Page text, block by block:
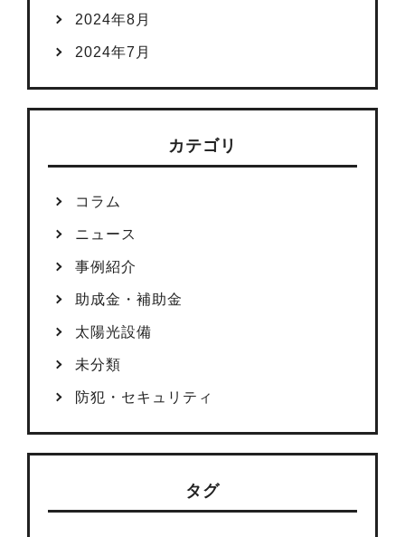
2024年8月
2024年7月
カテゴリ
コラム
ニュース
事例紹介
助成金・補助金
太陽光設備
未分類
防犯・セキュリティ
タグ